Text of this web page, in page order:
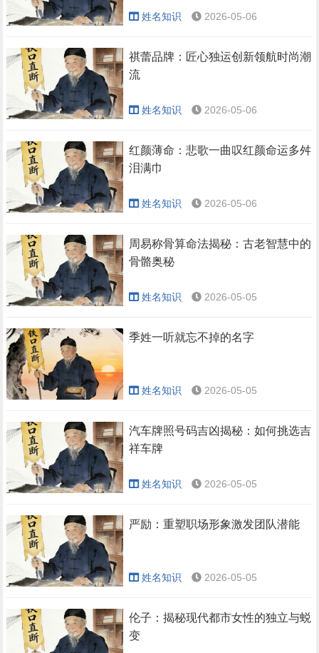
姓名知识 2026-05-06
祺蕾品牌：匠心独运创新领航时尚潮
流
姓名知识 2026-05-06
红颜薄命：悲歌一曲叹红颜命运多舛
泪满巾
姓名知识 2026-05-06
周易称骨算命法揭秘：古老智慧中的
骨骼奥秘
姓名知识 2026-05-05
季姓一听就忘不掉的名字
姓名知识 2026-05-05
汽车牌照号码吉凶揭秘：如何挑选吉
祥车牌
姓名知识 2026-05-05
严励：重塑职场形象激发团队潜能
姓名知识 2026-05-05
伦子：揭秘现代都市女性的独立与蜕
变